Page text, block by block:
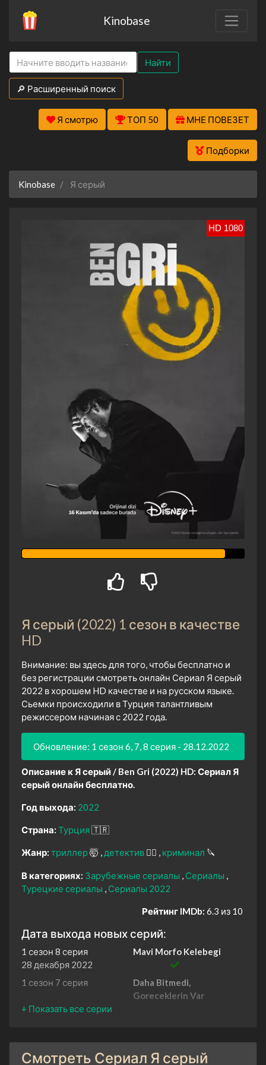
Kinobase
Найти
🔎 Расширенный поиск
Я смотрю ТОП 50 МНЕ ПОВЕЗЕТ
Подборки
Kinobase Я серый
HD 1080
Я серый (2022) 1 сезон в качестве
HD
Внимание: вы здесь для того, чтобы бесплатно и
без регистрации смотреть онлайн Сериал Я серый
2022 в хорошем HD качестве и на русском языке.
Сьемки происходили в Турция талантливым
режиссером начиная с 2022 года.
Обновление: 1 сезон 6, 7, 8 серия - 28.12.2022
Описание к Я серый / Ben Gri (2022) HD: Сериал Я
серый онлайн бесплатно.
Год выхода: 2022
Страна: Турция🇹🇷
Жанр: триллер🤯 детектив 🕵️‍♂️ криминал 🔪
В категориях: Зарубежные сериалы
Сериалы
Турецкие сериалы
Сериалы 2022
Рейтинг IMDb: 6.3 из 10
Дата выхода новых серий:
1 сезон 8 серия
Mavi Morfo Kelebegi
28 декабря 2022
1 сезон 7 серия
Daha Bitmedi,
Goreceklerin Var
21 декабря 2022
1 сезон 5 серия
Bogaz Havasi Iyi Gelir
Смотреть Сериал Я серый